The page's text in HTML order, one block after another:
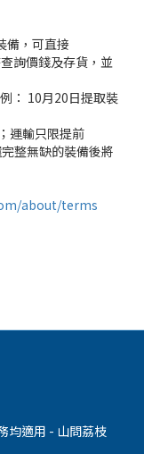
備，可直接
詢價錢及存貨，並
： 10月20日提取裝
運輸只限提前
整無缺的裝備後將
about/terms
均適用 - 山問荔枝